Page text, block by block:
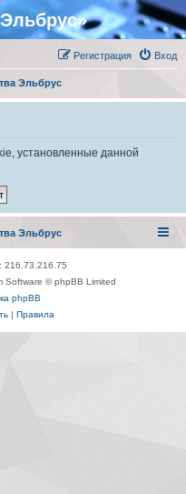
Вход
Регистрация
Эльбрус
установленные данной
Эльбрус
216.73.216.75
Software © phpBB Limited
phpBB
| Правила